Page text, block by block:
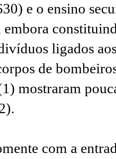
e o ensino
embora
ligados
de
mostraram
com a